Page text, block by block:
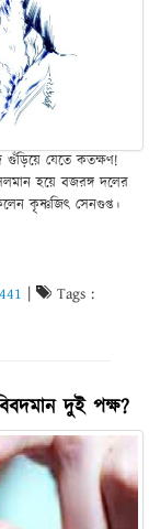
গুঁড়িয়ে যেতে কতক্ষণ!
হয়ে বজরঙ্গ দলের
কৃষ্ণজিৎ সেনগুপ্ত।
| Tags :
দুই পক্ষ?